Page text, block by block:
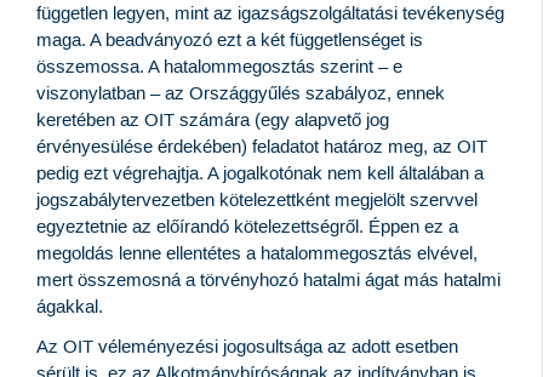
független legyen, mint az igazságszolgáltatási tevékenység
maga. A beadványozó ezt a két függetlenséget is
összemossa. A hatalommegosztás szerint – e
viszonylatban – az Országgyűlés szabályoz, ennek
keretében az OIT számára (egy alapvető jog
érvényesülése érdekében) feladatot határoz meg, az OIT
pedig ezt végrehajtja. A jogalkotónak nem kell általában a
jogszabálytervezetben kötelezettként megjelölt szervvel
egyeztetnie az előírandó kötelezettségről. Éppen ez a
megoldás lenne ellentétes a hatalommegosztás elvével,
mert összemosná a törvényhozó hatalmi ágat más hatalmi
ágakkal.
Az OIT véleményezési jogosultsága az adott esetben